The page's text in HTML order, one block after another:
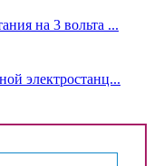
на 3 вольта ...
электростанц...